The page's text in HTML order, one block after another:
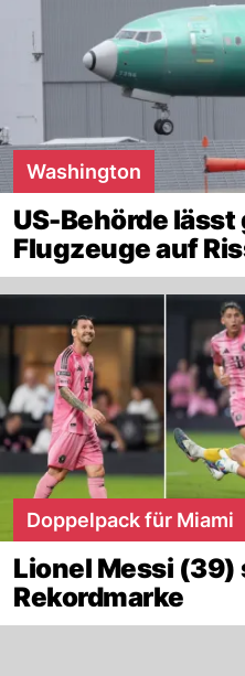
Washington
US-Behörde
Flugzeuge auf
Doppelpack für Miami
Lionel Messi
Rekordmarke